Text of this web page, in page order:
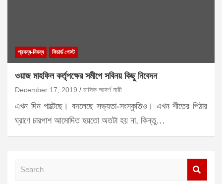
প্রবন্ধ-নিবন্ধ ফিচার্ড পোস্ট
ওয়াজ মাহফিল কর্তৃপক্ষের সমীপে সবিনয় কিছু নিবেদন
December 17, 2019 মাসিক আদর্শ নারী
এখন দিন পাল্টেছে। বদলেছে সভ্যতা-সংস্কৃতিও। এখন শীতের পিঠার
ঘ্রাণে চারপাশ আমোদিত হয়তো অতটা হয় না, কিন্তু…